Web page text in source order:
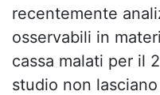
recentemente
osservabili in
cassa malati per il
studio non